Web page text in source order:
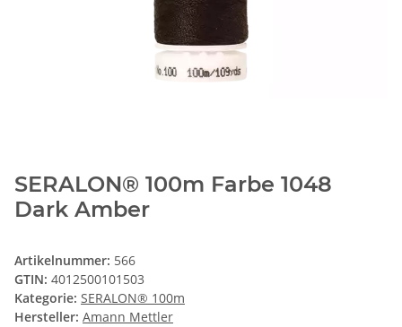
SERALON® 100m Farbe 1048
Dark Amber
Artikelnummer: 566
GTIN: 4012500101503
Kategorie: SERALON® 100m
Hersteller: Amann Mettler